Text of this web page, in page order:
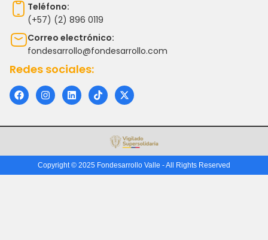
Teléfono:
(+57) (2) 896 0119
Correo electrónico:
fondesarrollo@fondesarrollo.com
Redes sociales:
F
a
c
b
k
I
n
s
a
a
m
L
i
n
e
n
T
i
k
o
X
-
t
i
t
t
e
r
Copyright © 2025 Fondesarrollo Valle - All Rights Reserved